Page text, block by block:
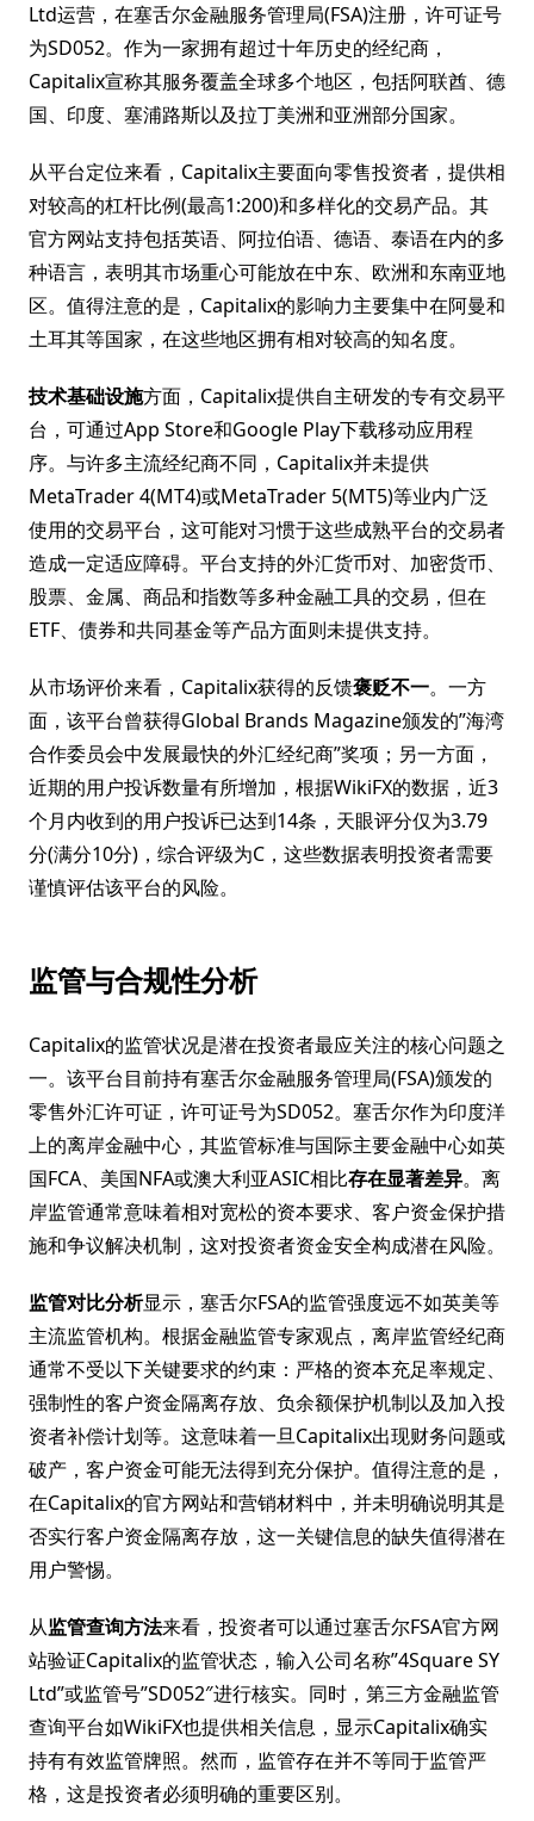
Ltd运营，在塞舌尔金融服务管理局(FSA)注册，许可证号
为SD052。作为一家拥有超过十年历史的经纪商，
Capitalix宣称其服务覆盖全球多个地区，包括阿联酋、德
国、印度、塞浦路斯以及拉丁美洲和亚洲部分国家。
从平台定位来看，Capitalix主要面向零售投资者，提供相
对较高的杠杆比例(最高1:200)和多样化的交易产品。其
官方网站支持包括英语、阿拉伯语、德语、泰语在内的多
种语言，表明其市场重心可能放在中东、欧洲和东南亚地
区。值得注意的是，Capitalix的影响力主要集中在阿曼和
土耳其等国家，在这些地区拥有相对较高的知名度。
技术基础设施方面，Capitalix提供自主研发的专有交易平
台，可通过App Store和Google Play下载移动应用程
序。与许多主流经纪商不同，Capitalix并未提供
MetaTrader 4(MT4)或MetaTrader 5(MT5)等业内广泛
使用的交易平台，这可能对习惯于这些成熟平台的交易者
造成一定适应障碍。平台支持的外汇货币对、加密货币、
股票、金属、商品和指数等多种金融工具的交易，但在
ETF、债券和共同基金等产品方面则未提供支持。
从市场评价来看，Capitalix获得的反馈褒贬不一。一方
面，该平台曾获得Global Brands Magazine颁发的”海湾
合作委员会中发展最快的外汇经纪商”奖项；另一方面，
近期的用户投诉数量有所增加，根据WikiFX的数据，近3
个月内收到的用户投诉已达到14条，天眼评分仅为3.79
分(满分10分)，综合评级为C，这些数据表明投资者需要
谨慎评估该平台的风险。
监管与合规性分析
Capitalix的监管状况是潜在投资者最应关注的核心问题之
一。该平台目前持有塞舌尔金融服务管理局(FSA)颁发的
零售外汇许可证，许可证号为SD052。塞舌尔作为印度洋
上的离岸金融中心，其监管标准与国际主要金融中心如英
国FCA、美国NFA或澳大利亚ASIC相比存在显著差异。离
岸监管通常意味着相对宽松的资本要求、客户资金保护措
施和争议解决机制，这对投资者资金安全构成潜在风险。
监管对比分析显示，塞舌尔FSA的监管强度远不如英美等
主流监管机构。根据金融监管专家观点，离岸监管经纪商
通常不受以下关键要求的约束：严格的资本充足率规定、
强制性的客户资金隔离存放、负余额保护机制以及加入投
资者补偿计划等。这意味着一旦Capitalix出现财务问题或
破产，客户资金可能无法得到充分保护。值得注意的是，
在Capitalix的官方网站和营销材料中，并未明确说明其是
否实行客户资金隔离存放，这一关键信息的缺失值得潜在
用户警惕。
从监管查询方法来看，投资者可以通过塞舌尔FSA官方网
站验证Capitalix的监管状态，输入公司名称”4Square SY
Ltd”或监管号”SD052″进行核实。同时，第三方金融监管
查询平台如WikiFX也提供相关信息，显示Capitalix确实
持有有效监管牌照。然而，监管存在并不等同于监管严
格，这是投资者必须明确的重要区别。